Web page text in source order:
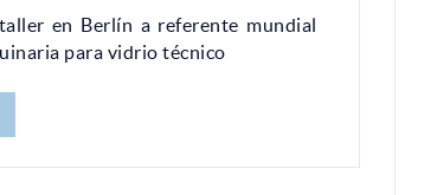
en Berlín a referente mundial
para vidrio técnico